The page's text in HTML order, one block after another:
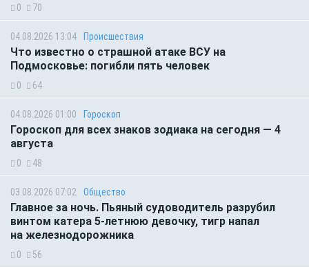
0 70
04.08.2026 13:04 Происшествия
Что известно о страшной атаке ВСУ на
Подмосковье: погибли пять человек
0 64
04.08.2026 01:00 Гороскоп
Гороскоп для всех знаков зодиака на сегодня — 4
августа
0 48
03.08.2026 07:02 Общество
Главное за ночь. Пьяный судоводитель разрубил
винтом катера 5-летнюю девочку, тигр напал
на железнодорожника
0 56